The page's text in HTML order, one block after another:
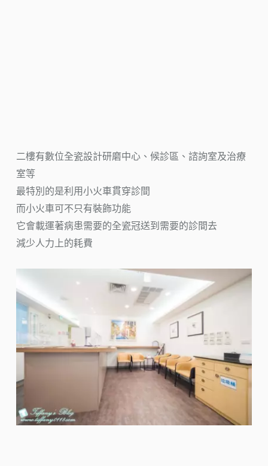
二樓有數位全瓷設計研磨中心、候診區、諮詢室及治療
室等
最特別的是利用小火車貫穿診間
而小火車可不只有裝飾功能
它會載運著病患需要的全瓷冠送到需要的診間去
減少人力上的耗費